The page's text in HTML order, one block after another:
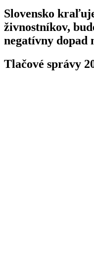
Slovensko
živnostníkov,
negatívny dopad
Tlačové správy